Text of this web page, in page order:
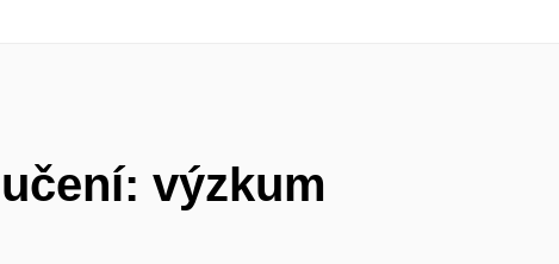
výzkum